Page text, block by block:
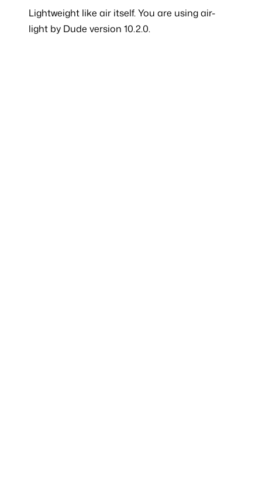
Lightweight likeair itself. You are using air-
light by Dude version 10.2.0.